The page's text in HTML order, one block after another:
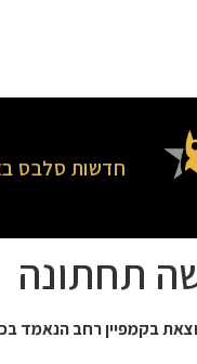
חדשות סלבס
בקמפיין רחב הנאמד בכ 1.5 מיליון ₪ להלבשה תחתונה.